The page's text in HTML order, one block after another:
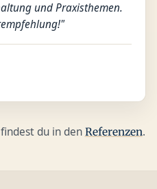
und Praxisthemen.
du in den Referenzen.